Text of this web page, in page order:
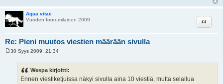
Aqua vitae
Vuoden foorumilainen 2009
Re: Pieni muutos viestien määrään sivulla
Lainaa
30 Syys 2009, 21:34
Wespa kirjoitti:
Ennen viestiketjuissa näkyi sivulla aina 10 viestiä, mutta selailua